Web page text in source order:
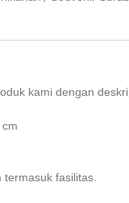
kami dengan
termasuk fasilitas.